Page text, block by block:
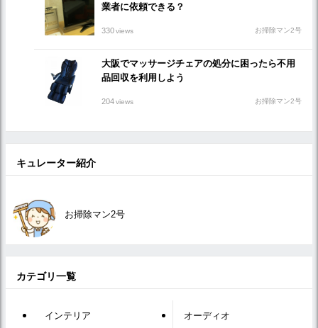
業者に依頼できる？
330views お掃除マン2号
大阪でマッサージチェアの処分に困ったら不用
品回収を利用しよう
204views お掃除マン2号
キュレーター紹介
お掃除マン2号
カテゴリ一覧
インテリア オーディオ